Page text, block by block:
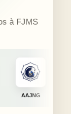
à FJMS
TSURU